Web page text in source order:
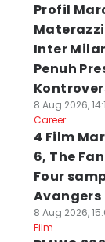
Profil
Inter
Penuh
8 Aug 2026,
Career
4 Film
6, The
Four
Avangers
8 Aug 2026,
Film